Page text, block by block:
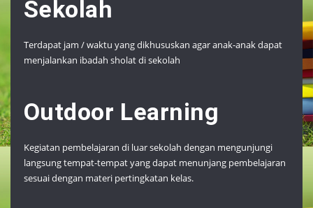
Sekolah
Terdapat jam / waktu yang dikhususkan agar anak-anak dapat
menjalankan ibadah sholat di sekolah
Outdoor Learning
Kegiatan pembelajaran di luar sekolah dengan mengunjungi
langsung tempat-tempat yang dapat menunjang pembelajaran
sesuai dengan materi pertingkatan kelas.